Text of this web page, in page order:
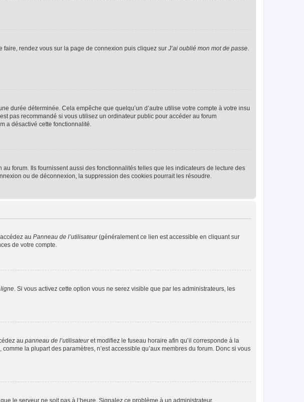
faire, rendez vous sur la page de connexion puis cliquez sur J’ai oublié mon mot de passe.
durée déterminée. Cela empêche que quelqu’un d’autre utilise votre compte à votre insu
pas recommandé si vous utilisez un ordinateur public pour accéder au forum
a désactivé cette fonctionnalité.
forum. Ils fournissent aussi des fonctionnalités telles que les indicateurs de lecture des
ou de déconnexion, la suppression des cookies pourrait les résoudre.
au Panneau de l’utilisateur(généralement ce lien est accessible en cliquant sur
de votre compte.
. Si vous activez cette option vous ne serez visible que par les administrateurs, les
au panneau de l’utilisateuret modifiez le fuseau horaire afin qu’il corresponde à la
la plupart des paramètres, n’est accessible qu’aux membres du forum. Donc si vous
le serveur ne soit pas à l’heure. Signalez ce problème à un administrateur.